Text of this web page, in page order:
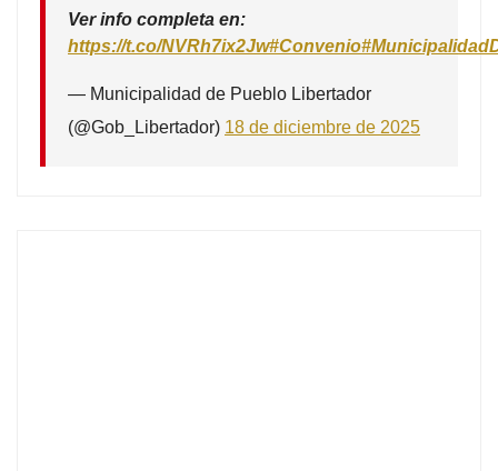
Ver info completa en:
https://t.co/NVRh7ix2Jw#Convenio
— Municipalidad de Pueblo Libertador
(@Gob_Libertador) 18 de diciembre de 2025